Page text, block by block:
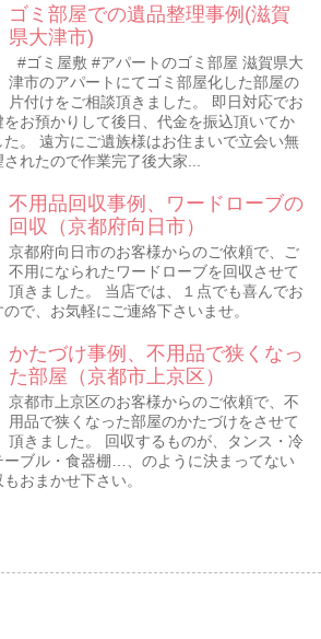
ゴミ部屋での遺品整理事例(滋賀
県大津市)
#ゴミ屋敷 #アパートのゴミ部屋 滋賀県大
津市のアパートにてゴミ部屋化した部屋の
片付けをご相談頂きました。 即日対応でお
をお預かりして後日、代金を振込頂いてか
。 遠方にご遺族様はお住まいで立会い無
れたので作業完了後大家...
不用品回収事例、ワードローブの
回収（京都府向日市）
京都府向日市のお客様からのご依頼で、ご
不用になられたワードローブを回収させて
頂きました。 当店では、１点でも喜んでお
で、お気軽にご連絡下さいませ。
かたづけ事例、不用品で狭くなっ
た部屋（京都市上京区）
京都市上京区のお客様からのご依頼で、不
用品で狭くなった部屋のかたづけをさせて
頂きました。 回収するものが、タンス・冷
ーブル・食器棚…、のように決まってない
おまかせ下さい。